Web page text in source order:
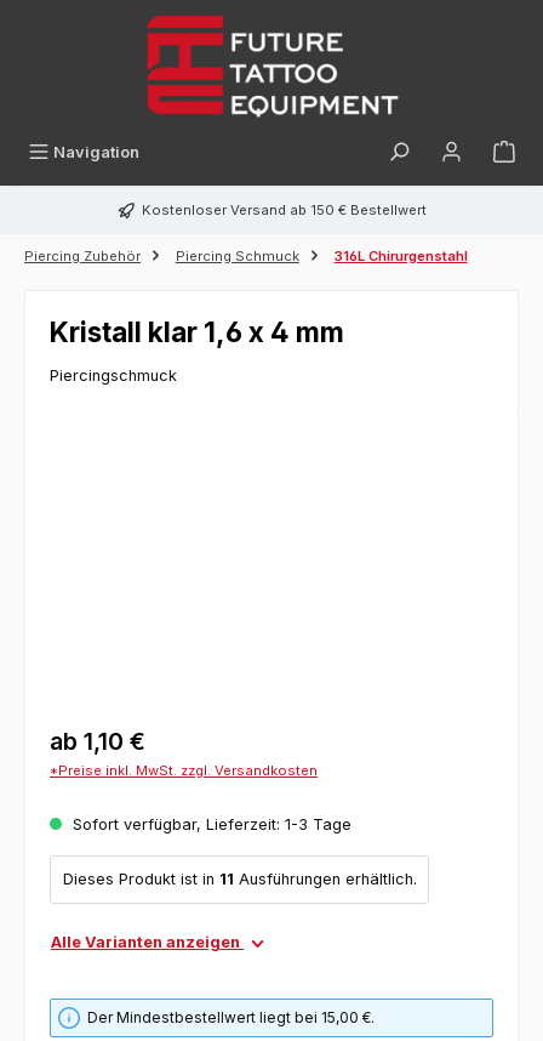
Navigation
Kostenloser Versand ab 150 € Bestellwert
Piercing Zubehör Piercing Schmuck 316L Chirurgenstahl
Kristall klar 1,6 x 4 mm
Piercingschmuck
ab 1,10 €
*Preise inkl. MwSt. zzgl. Versandkosten
Sofort verfügbar, Lieferzeit: 1-3 Tage
Dieses Produkt ist in 11 Ausführungen erhältlich.
Alle Varianten anzeigen
Der Mindestbestellwert liegt bei 15,00 €.